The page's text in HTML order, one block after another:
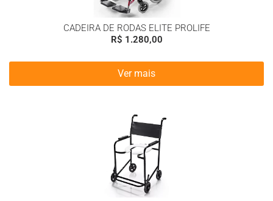
CADEIRA DE RODAS ELITE PROLIFE
R$ 1.280,00
Ver mais